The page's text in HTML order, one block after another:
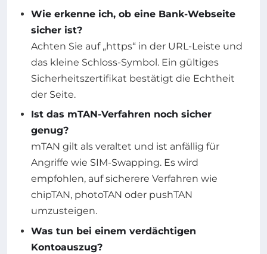
Wie erkenne ich, ob eine Bank-Webseite
sicher ist?
Achten Sie auf „https“ in der URL-Leiste und
das kleine Schloss-Symbol. Ein gültiges
Sicherheitszertifikat bestätigt die Echtheit
der Seite.
Ist das mTAN-Verfahren noch sicher
genug?
mTAN gilt als veraltet und ist anfällig für
Angriffe wie SIM-Swapping. Es wird
empfohlen, auf sicherere Verfahren wie
chipTAN, photoTAN oder pushTAN
umzusteigen.
Was tun bei einem verdächtigen
Kontoauszug?